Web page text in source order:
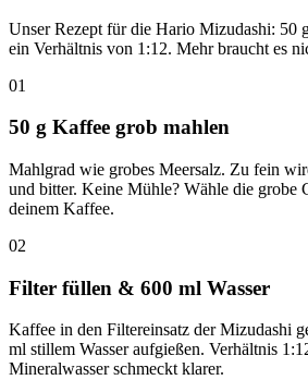
Unser Rezept für die Hario Mizudashi: 50
ein Verhältnis von 1:12. Mehr braucht es
01
50 g Kaffee grob mahlen
Mahlgrad wie grobes Meersalz. Zu fein
und bitter. Keine Mühle? Wähle die grobe
deinem Kaffee.
02
Filter füllen & 600 ml Wasser
Kaffee in den Filtereinsatz der Mizudashi
ml stillem Wasser aufgießen. Verhältnis
Mineralwasser schmeckt klarer.